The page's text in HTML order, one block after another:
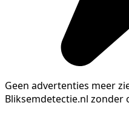
Geen advertenties meer
Bliksemdetectie.nl zonder